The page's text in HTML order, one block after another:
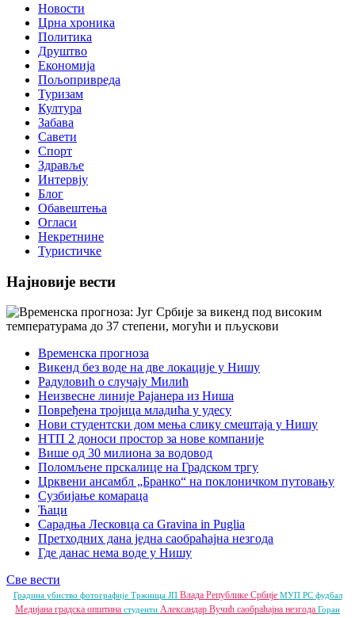
Новости
Црна хроника
Политика
Друштво
Економија
Пољопривреда
Туризам
Култура
Забава
Савети
Спорт
Здравље
Интервју
Блог
Обавештења
Огласи
Некретнине
Туристичке
Најновије вести
Временска прогноза
Викенд без воде на две локације у Нишу
Радуловић о случају Милић
Неизвесне линије Рајанера из Ниша
Повређена тројица младића у удесу
Нови студентски дом мења слику смештаја у Нишу
НТП 2 доноси простор за нове компаније
Више од 30 милиона за водовод
Поломљене прскалице на Градском тргу
Црквени ансамбл „Бранко“ на поклоничком путовању
Сузбијање комараца
Ћаци
Сарадња Лесковца са Gravina in Puglia
Претходних дана једна саобраћајна незгода
Где данас нема воде у Нишу
Све вести
Градина убиство фотографије Тржница ЈП Влада Републике Србије МУП РС фудбал
Медијана градска општина студенти Александар Вучић саобраћајна незгода Горан